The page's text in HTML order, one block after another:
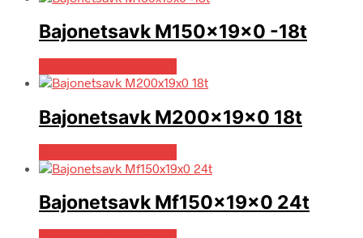
Bajonetsavk M150x19x0 -18t
Bajonetsavk M200x19x0 18t
Bajonetsavk Mf150x19x0 24t